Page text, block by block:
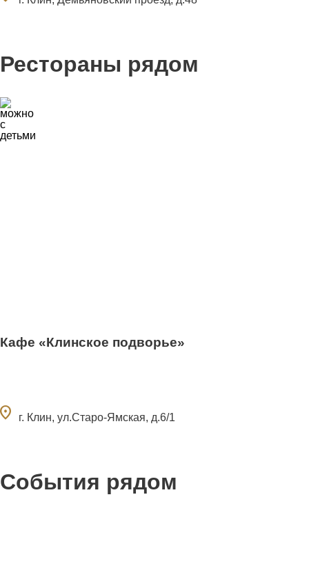
Рестораны рядом
Кафе «Клинское подворье»
г. Клин, ул.Старо-Ямская, д.6/1
События рядом